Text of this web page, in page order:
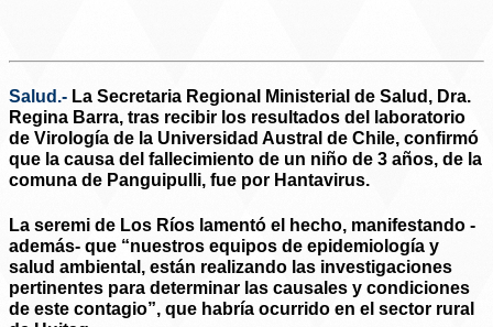
Salud.- La Secretaria Regional Ministerial de Salud, Dra.
Regina Barra, tras recibir los resultados del laboratorio
de Virología de la Universidad Austral de Chile, confirmó
que la causa del fallecimiento de un niño de 3 años, de la
comuna de Panguipulli, fue por Hantavirus.
La seremi de Los Ríos lamentó el hecho, manifestando -
además- que “nuestros equipos de epidemiología y
salud ambiental, están realizando las investigaciones
pertinentes para determinar las causales y condiciones
de este contagio”, que habría ocurrido en el sector rural